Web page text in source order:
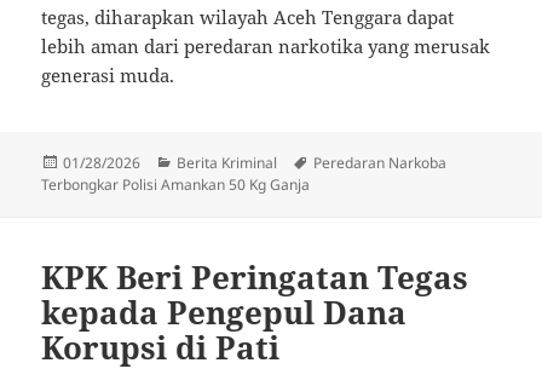
tegas, diharapkan wilayah Aceh Tenggara dapat
lebih aman dari peredaran narkotika yang merusak
generasi muda.
Diposkan
pada
01/28/2026 Kategori
Berita Kriminal Tag
Peredaran Narkoba
Terbongkar Polisi Amankan 50 Kg Ganja
KPK Beri Peringatan Tegas
kepada Pengepul Dana
Korupsi di Pati